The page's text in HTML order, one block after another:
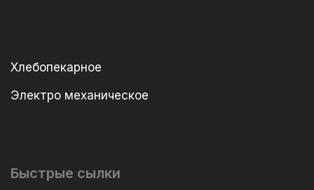
Хлебопекарное
Электро механическое
Быстрые сылки